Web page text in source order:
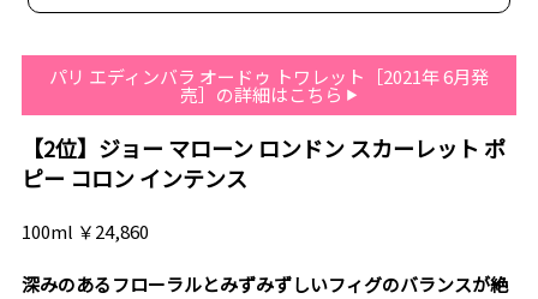
パリ エディンバラ オードゥ トワレット［2021年 6月発
売］の詳細はこちら
【2位】ジョー マローン ロンドン スカーレット ポ
ピー コロン インテンス
100ml ￥24,860
深みのあるフローラルとみずみずしいフィグのバランスが絶